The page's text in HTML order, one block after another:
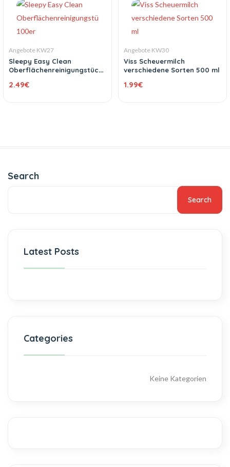
Angebote KW27
Sleepy Easy Clean
Oberflächenreinigungstücher
2.49€
Angebote KW30
Viss Scheuermilch
verschiedene Sorten 500 ml
1.99€
Search
Search
Latest Posts
Categories
Keine Kategorien